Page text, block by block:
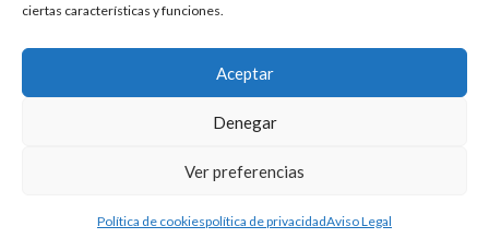
ciertas características y funciones.
Aceptar
Denegar
Ver preferencias
Política de cookiespolítica de privacidadAviso Legal
julio 2010
Política de privacidad
Informáticas